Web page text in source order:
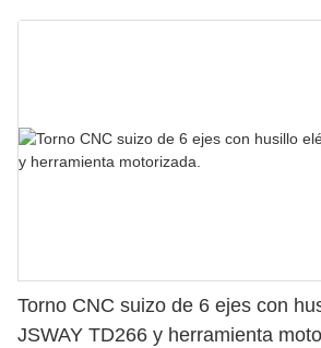
Torno CNC suizo de 6 ejes con
JSWAY TD266 y herramienta